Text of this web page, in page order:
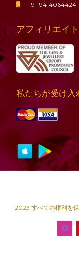
91-9414064424
アフィリエイト
私たちが受け入
2023 すべての権利を